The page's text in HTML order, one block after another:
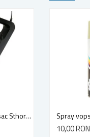
Aspirator auto fara sac Sthor, 12v, 100w, geanta transport, accesorii incluse, perie turbo cu lumini led, furtun flexibil
45,00 RON
10,00 RON